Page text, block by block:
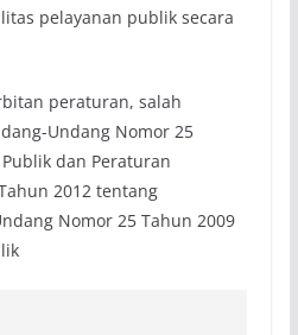
pelayanan publik secara
peraturan, salah
Undang Nomor 25
dan Peraturan
2012 tentang
Nomor 25 Tahun 2009